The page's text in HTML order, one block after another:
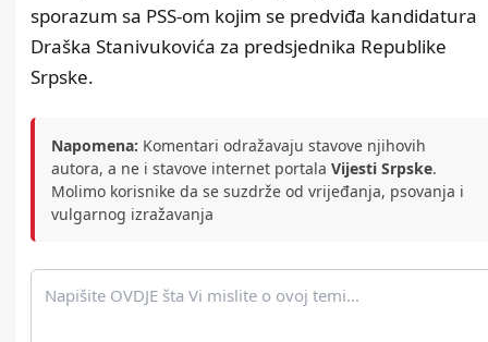
sporazum sa PSS-om kojim se predviđa kandidatura
Draška Stanivukovića za predsjednika Republike
Srpske.
Napomena: Komentari odražavaju stavove njihovih
autora, a ne i stavove internet portala Vijesti Srpske.
Molimo korisnike da se suzdrže od vrijeđanja, psovanja i
vulgarnog izražavanja